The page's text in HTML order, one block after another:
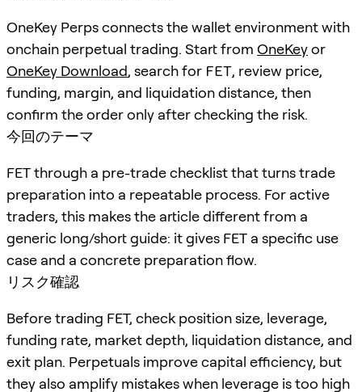
OneKey Perps connects the wallet environment with
onchain perpetual trading. Start from OneKeyor
OneKey Download, search for FET, review price,
funding, margin, and liquidation distance, then
confirm the order only after checking the risk.
今回のテーマ
FET through a pre-trade checklist that turns trade
preparation into a repeatable process. For active
traders, this makes the article different from a
generic long/short guide: it gives FET a specific use
case and a concrete preparation flow.
リスク確認
Before trading FET, check position size, leverage,
funding rate, market depth, liquidation distance, and
exit plan. Perpetuals improve capital efficiency, but
they also amplify mistakes when leverage is too high